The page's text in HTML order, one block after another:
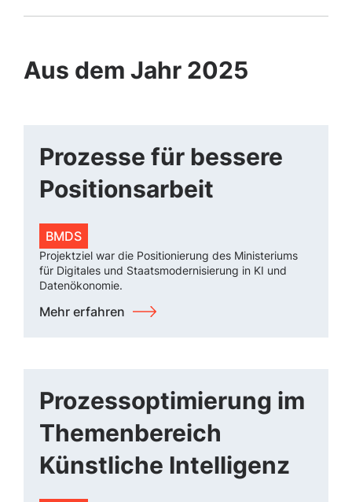
Aus dem Jahr 2025
Prozesse für bessere
Positionsarbeit
BMDS
Projektziel war die Positionierung des Ministeriums
für Digitales und Staatsmodernisierung in KI und
Datenökonomie.
Mehr erfahren
Prozessoptimierung im
Themenbereich
Künstliche Intelligenz